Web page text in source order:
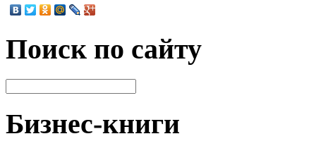
Поиск по сайту
Бизнес-книги